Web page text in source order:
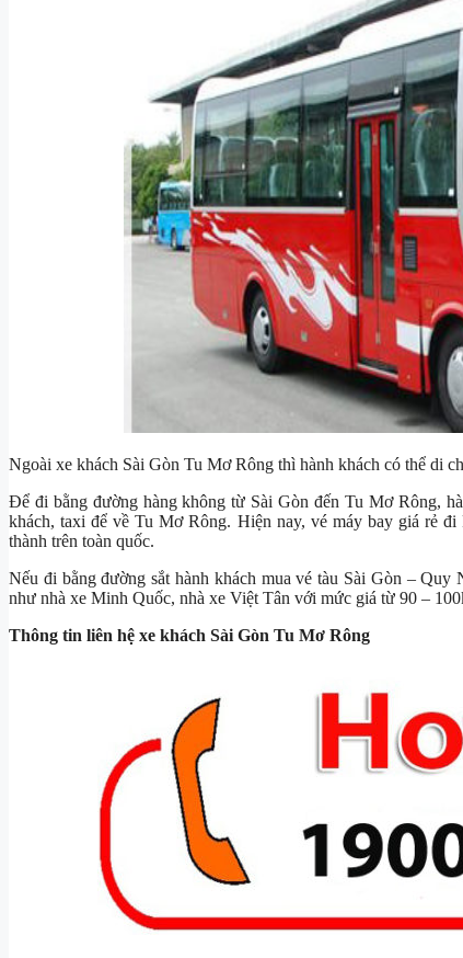
Ngoài xe khách Sài Gòn Tu Mơ Rông thì hành khách có thể di
Để đi bằng đường hàng không từ Sài Gòn đến Tu Mơ Rông,
khách, taxi để về Tu Mơ Rông. Hiện nay, vé máy bay giá rẻ đi
thành trên toàn quốc.
Nếu đi bằng đường sắt hành khách mua vé tàu Sài Gòn –
như nhà xe Minh Quốc, nhà xe Việt Tân với mức giá từ 90 –
Thông tin liên hệ xe khách Sài Gòn Tu Mơ Rông